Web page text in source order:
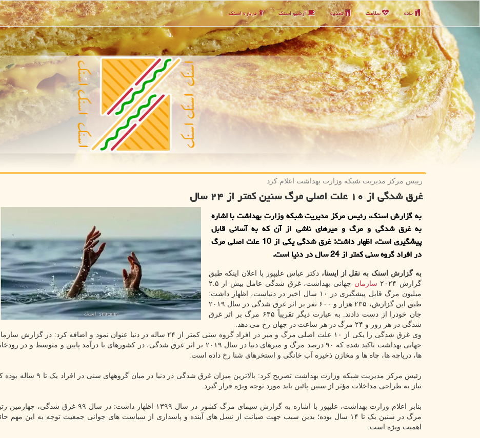
خانه سلامت تغذیه آرشیو اسنك درباره اسنك
رییس مركز مدیریت شبكه وزارت بهداشت اعلام كرد
غرق شدگی از ۱۰ علت اصلی مرگ سنین کمتر از ۲۴ سال
به گزارش اسنک، رئیس مرکز مدیریت شبکه وزارت بهداشت با اشاره
به غرق شدگی و مرگ و میرهای ناشی از آن که به آسانی قابل
پیشگیری است، اظهار داشت: غرق شدگی یکی از 10 علت اصلی مرگ
در افراد گروه سنی کمتر از 24 سال در دنیا است.
به گزارش اسنک به نقل از ایسنا،دکتر عباس علیپور با اعلان اینکه طبق
گزارش ۲۰۲۴
سازمان
جهانی بهداشت، غرق شدگی عامل بیش از ۲.۵
میلیون مرگ قابل پیشگیری در ۱۰ سال اخیر در دنیاست، اظهار داشت:
طبق این گزارش، ۲۳۵ هزار و ۶۰۰ نفر بر اثر غرق شدگی در سال ۲۰۱۹
جان خودرا از دست دادند. به عبارت دیگر تقریباً ۶۴۵ مرگ بر اثر غرق
شدگی در هر روز و ۲۴ مرگ در هر ساعت در جهان رخ می دهد.
وی غرق شدگی را یکی از ۱۰ علت اصلی مرگ و میر در افراد گروه سنی کمتر از ۲۴ ساله در دنیا عنوان نمود و اضافه کرد: در گزارش
جهانی بهداشت تاکید شده که ۹۰ درصد مرگ و میرهای دنیا در سال ۲۰۱۹ بر اثر غرق شدگی، در کشورهای با درآمد پایین و متوسط و در
ها، دریاچه ها، چاه ها و مخازن ذخیره آب خانگی و استخرهای شنا رخ داده است.
رئیس مرکز مدیریت شبکه وزارت بهداشت تصریح کرد: بالاترین میزان غرق شدگی در دنیا در میان گروههای سنی در افراد یک
نیاز به طراحی مداخلات مؤثر از سنین پائین باید مورد توجه ویژه قرار گیرد.
بنابر اعلام وزارت بهداشت، علیپور با اشاره به گزارش سیمای مرگ کشور در سال ۱۳۹۹ اظهار داشت: در سال ۹۹ غرق شدگی،
مرگ در سنین یک تا ۱۴ سال بوده؛ بدین سبب جهت صیانت از نسل های آینده و پاسداری از سیاست های جوانی جمعیت توجه به این مهم
اهمیت ویژه است.